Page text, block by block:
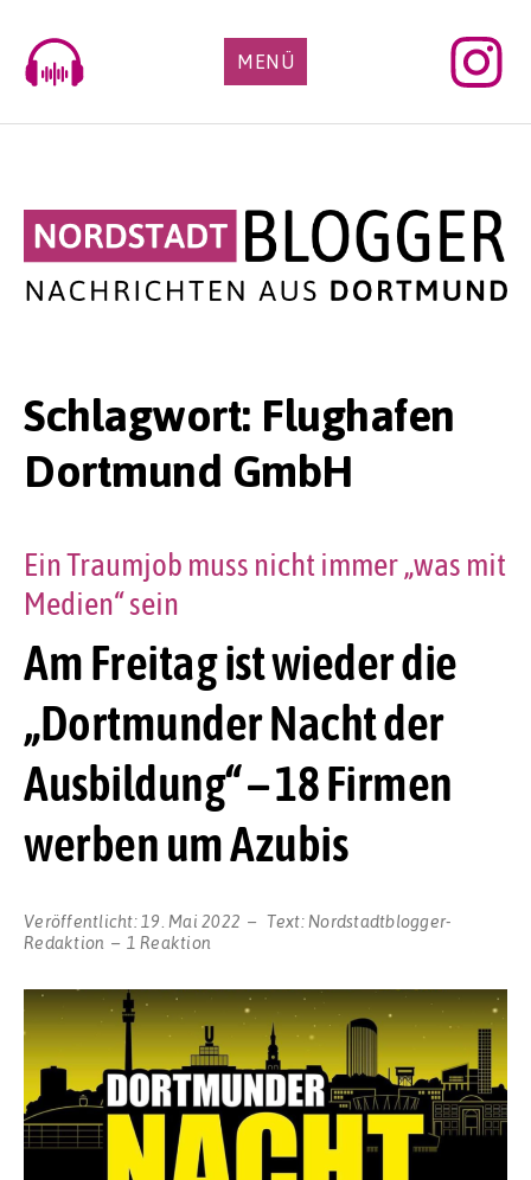
content
MENÜ
Schlagwort: Flughafen
Dortmund GmbH
Am Freitag ist wieder die
„Dortmunder Nacht der
Ausbildung“ – 18 Firmen
werben um Azubis
Ein Traumjob muss nicht immer „was mit
Medien“ sein
Veröffentlicht: 19. Mai 2022 Text: Nordstadtblogger-
Redaktion
1 Reaktion